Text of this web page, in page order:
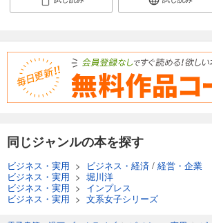
同じジャンルの本を探す
ビジネス・実用 > ビジネス・経済 / 経営・企業
ビジネス・実用 > 堀川洋
ビジネス・実用 > インプレス
ビジネス・実用 > 文系女子シリーズ